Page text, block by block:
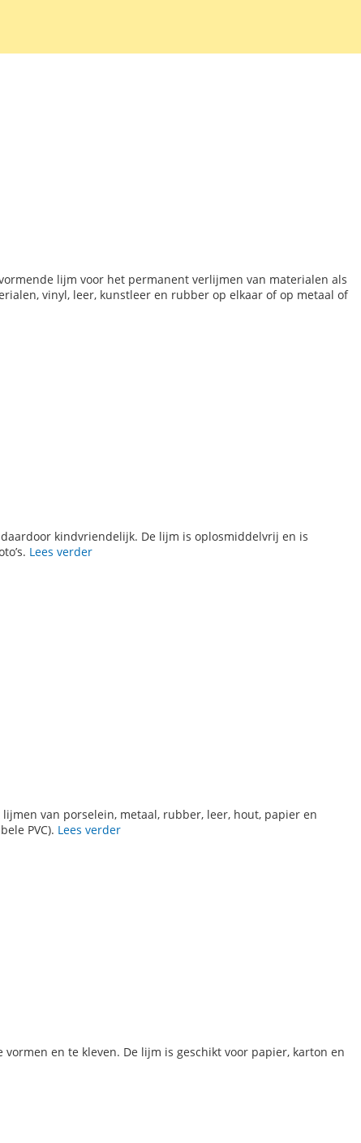
lijm voor het permanent verlijmen van materialen als
vinyl, leer, kunstleer en rubber op elkaar of op metaal of
kindvriendelijk. De lijm is oplosmiddelvrij en is
Lees verder
van porselein, metaal, rubber, leer, hout, papier en
PVC). Lees verder
en te kleven. De lijm is geschikt voor papier, karton en